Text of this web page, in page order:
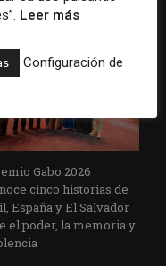
y las plataformas
Gabo 2026
cinco historias de
España y El Salvador
el poder, la memoria y
Leer más
Configuración de